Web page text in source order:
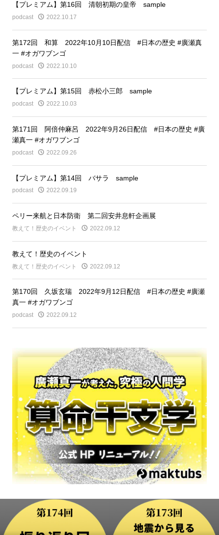
【プレミアム】第16回 清朝初期の皇帝 sample
podcast 2022.10.17
第172回 和算 2022年10月10日配信 #日本の歴史 #廣瀬真
一 #オガワブンゴ
podcast 2022.10.10
【プレミアム】第15回 赤松小三郎 sample
podcast 2022.10.03
第171回 阿倍仲麻呂 2022年9月26日配信 #日本の歴史 #廣
瀬真一 #オガワブンゴ
podcast 2022.09.26
【プレミアム】第14回 バサラ sample
podcast 2022.09.19
ペリー来航と日本防衛 第二回安井息軒企画展
教えて！歴史のイベント 2022.09.12
教えて！歴史のイベント
教えて！歴史のイベント 2022.09.12
第170回 久坂玄瑞 2022年9月12日配信 #日本の歴史 #廣瀬
真一 #オガワブンゴ
podcast 2022.09.12